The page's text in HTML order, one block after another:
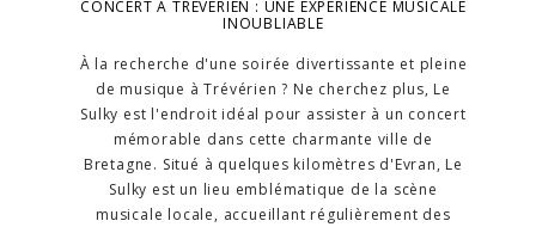
CONCERT À TRÉVÉRIEN : UNE EXPÉRIENCE MUSICALE
INOUBLIABLE
À la recherche d'une soirée divertissante et pleine
de musique à Trévérien ? Ne cherchez plus, Le
Sulky est l'endroit idéal pour assister à un concert
mémorable dans cette charmante ville de
Bretagne. Situé à quelques kilomètres d'Evran, Le
Sulky est un lieu emblématique de la scène
musicale locale, accueillant régulièrement des